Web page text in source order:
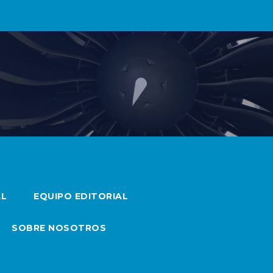
EQUIPO EDITORIAL
SOBRE NOSOTROS